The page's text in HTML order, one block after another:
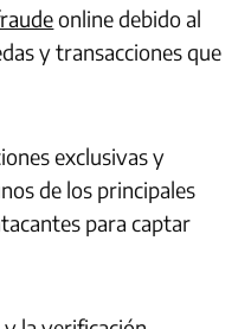
online debido al
y transacciones que
exclusivas y
de los principales
para captar